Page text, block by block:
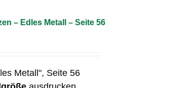
– Edles Metall – Seite 56
Metall", Seite 56